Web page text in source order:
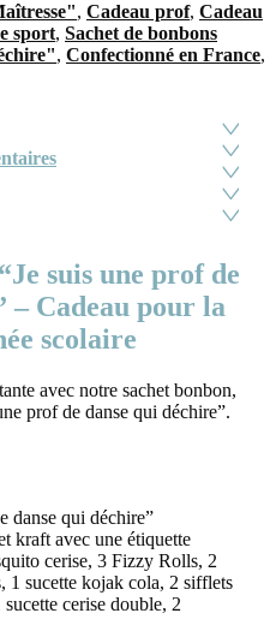
, Cadeau prof, Cadeau
sport, Sachet de bonbons
, Confectionné en France,
suis une prof de
– Cadeau pour la
scolaire
avec notre sachet bonbon,
prof de danse qui déchire”.
danse qui déchire”
kraft avec une étiquette
cerise, 3 Fizzy Rolls, 2
1 sucette kojak cola, 2 sifflets
cerise double, 2